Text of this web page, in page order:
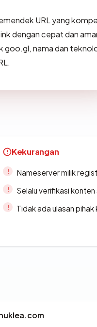
URL yang
dengan cepat dan
goo.gl, nama dan
Kekurangan
Nameserver milik
Selalu verifikasi
Tidak ada ulasan